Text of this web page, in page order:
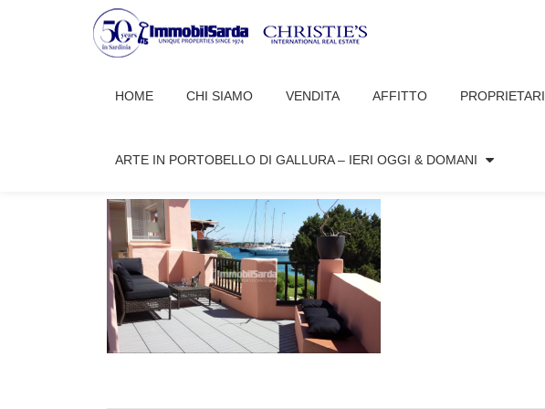
HOME CHI SIAMO VENDITA AFFITTO PROPRIETARI
ARTE IN PORTOBELLO DI GALLURA – IERI OGGI & DOMANI
ImmobilSardaGallura Aprile 9, 2024